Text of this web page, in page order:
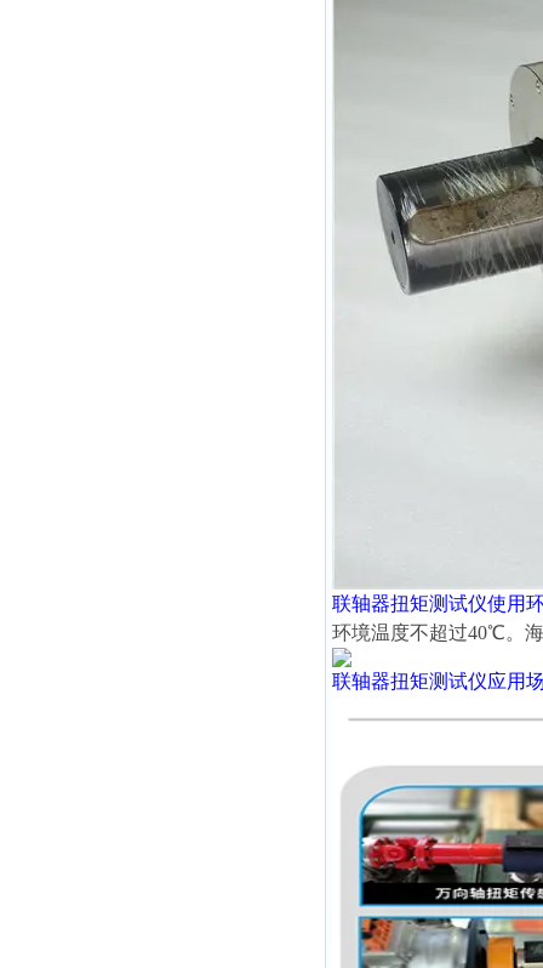
联轴器扭矩测试仪使用
环境温度不超过40℃。
联轴器扭矩测试仪应用